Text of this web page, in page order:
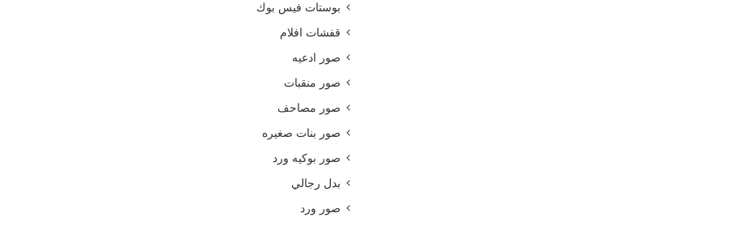
بوستات فيس بوك
قفشات افلام
صور ادعيه
صور منقبات
صور مصاحف
صور بنات صغيره
صور بوكيه ورد
بدل رجالي
صور ورد